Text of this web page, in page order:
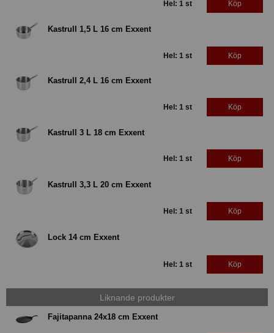
Hel: 1 st Köp
Kastrull 1,5 L 16 cm Exxent
Hel: 1 st Köp
Kastrull 2,4 L 16 cm Exxent
Hel: 1 st Köp
Kastrull 3 L 18 cm Exxent
Hel: 1 st Köp
Kastrull 3,3 L 20 cm Exxent
Hel: 1 st Köp
Lock 14 cm Exxent
Hel: 1 st Köp
Liknande produkter
Fajitapanna 24x18 cm Exxent